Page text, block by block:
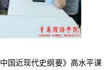
中国近现代史纲要》高水平课